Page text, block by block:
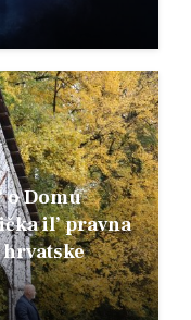
o Domu
il’ pravna